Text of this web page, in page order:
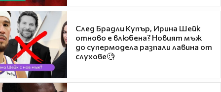
След Брадли Купър, Ирина Шейк
отново е влюбена? Новият мъж
до супермодела разпали лавина от
слухове🧐